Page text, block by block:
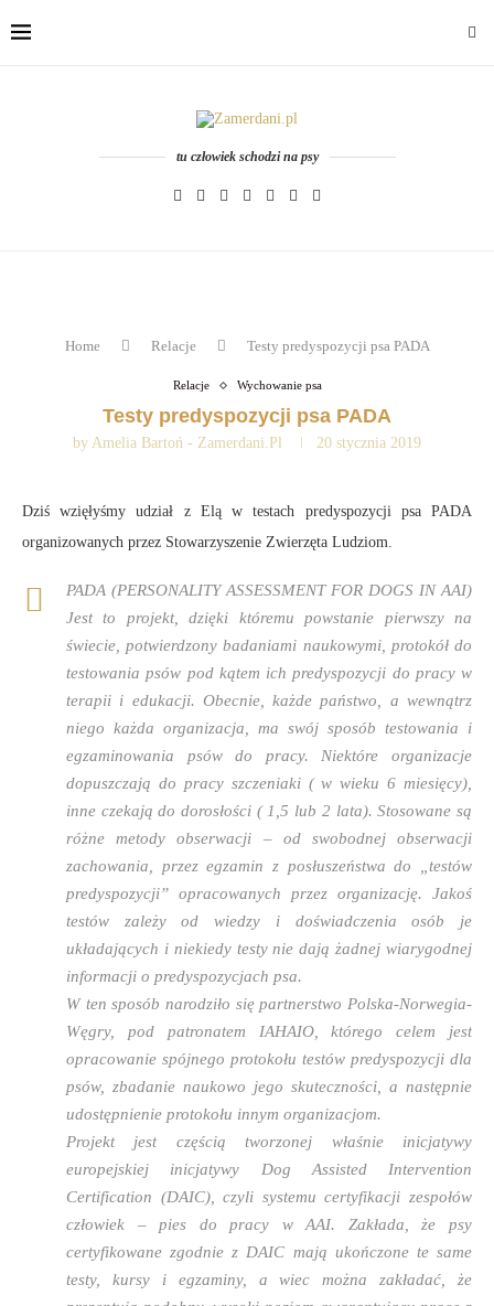
tu człowiek schodzi na psy
Home Relacje Testy predyspozycji psa PADA
Relacje Wychowanie psa
Testy predyspozycji psa PADA
by Amelia Bartoń - Zamerdani.pl 20 stycznia 2019
Dziś wzięłyśmy udział z Elą w testach predyspozycji psa PADA
organizowanych przez Stowarzyszenie Zwierzęta Ludziom.
PADA (PERSONALITY ASSESSMENT FOR DOGS IN AAI)
Jest to projekt, dzięki któremu powstanie pierwszy na
świecie, potwierdzony badaniami naukowymi, protokół do
testowania psów pod kątem ich predyspozycji do pracy w
terapii i edukacji. Obecnie, każde państwo, a wewnątrz
niego każda organizacja, ma swój sposób testowania i
egzaminowania psów do pracy. Niektóre organizacje
dopuszczają do pracy szczeniaki ( w wieku 6 miesięcy),
inne czekają do dorosłości ( 1,5 lub 2 lata). Stosowane są
różne metody obserwacji – od swobodnej obserwacji
zachowania, przez egzamin z posłuszeństwa do „testów
predyspozycji” opracowanych przez organizację. Jakoś
testów zależy od wiedzy i doświadczenia osób je
układających i niekiedy testy nie dają żadnej wiarygodnej
informacji o predyspozycjach psa.
W ten sposób narodziło się partnerstwo Polska-Norwegia-
Węgry, pod patronatem IAHAIO, którego celem jest
opracowanie spójnego protokołu testów predyspozycji dla
psów, zbadanie naukowo jego skuteczności, a następnie
udostępnienie protokołu innym organizacjom.
Projekt jest częścią tworzonej właśnie inicjatywy
europejskiej inicjatywy Dog Assisted Intervention
Certification (DAIC), czyli systemu certyfikacji zespołów
człowiek – pies do pracy w AAI. Zakłada, że psy
certyfikowane zgodnie z DAIC mają ukończone te same
testy, kursy i egzaminy, a wiec można zakładać, że